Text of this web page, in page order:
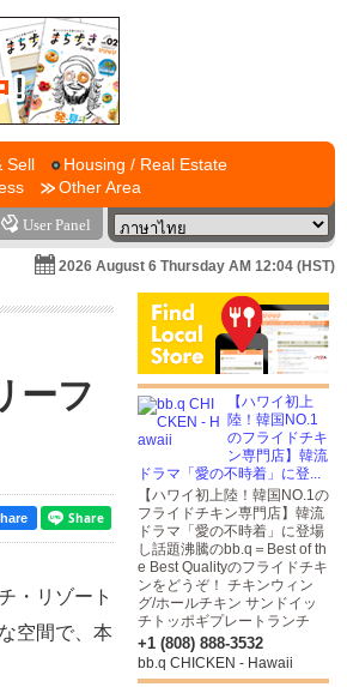
Sell
Housing / Real Estate
Other Area
User Panel
2026 August 6 Thursday AM 12:04 (HST)
ーフ
・リゾート
空間で、本
【ハワイ初上
陸！韓国NO.1
のフライドチキ
ン専門店】韓流
ドラマ「愛の不時着」に登...
【ハワイ初上陸！韓国NO.1の
フライドチキン専門店】韓流
ドラマ「愛の不時着」に登場
し話題沸騰のbb.q＝Best of th
e Best Qualityのフライドチキ
ンをどうぞ！ チキンウィン
グ/ホールチキン サンドイッ
チトッポギプレートランチ
+1 (808) 888-3532
bb.q CHICKEN - Hawaii